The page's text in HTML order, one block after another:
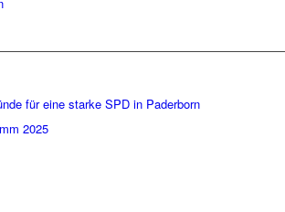
für eine starke SPD in Paderborn
2025